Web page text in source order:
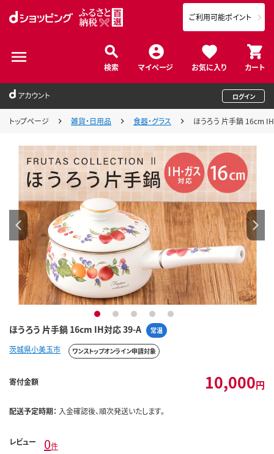
検索 マイページ お気に入り カート
ご利用可能ポイント
アカウント ログイン
トップページ 雑貨・日用品 食器・グラス ほうろう 片手鍋 16cm
ほうろう 片手鍋 16cm IH対応 39-A 常温
1 2 3 4 5
茨城県小美玉市 ワンストップオンライン申請対象
寄付金額 10,000円
配送予定時期： 入金確認後、順次発送いたします。
レビュー 0件